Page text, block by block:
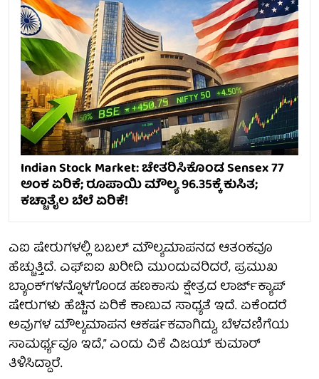
Indian Stock Market: ಚೇತರಿಸಿಕೊಂಡ Sensex 77
ಅಂಕ ಏರಿಕೆ; ರೂಪಾಯಿ ಮೌಲ್ಯ 96.35ಕ್ಕೆ ಕುಸಿತ;
ಕಚ್ಚಾತೈಲ ಬೆಲೆ ಏರಿಕೆ!
ಎಐ ಷೇರುಗಳಲ್ಲಿ ಬಬಲ್ ಮೌಲ್ಯಮಾಪನದ ಆತಂಕವೂ
ಹೆಚ್ಚುತ್ತಿದೆ. ಎಫ್‌ಐಐ ಖರೀದಿ ಮುಂದುವರಿದರೆ, ಪ್ರಮುಖ
ಬ್ಯಾಂಕ್‌ಗಳನ್ನೊಳಗೊಂಡ ಹಣಕಾಸು ಕ್ಷೇತ್ರದ ಲಾರ್ಜ್‌ಕ್ಯಾಪ್
ಷೇರುಗಳು ಹೆಚ್ಚಿನ ಏರಿಕೆ ಕಾಣುವ ಸಾಧ್ಯತೆ ಇದೆ. ಏಕೆಂದರೆ
ಅವುಗಳ ಮೌಲ್ಯಮಾಪನ ಆಕರ್ಷಕವಾಗಿದ್ದು, ಬೆಳವಣಿಗೆಯ
ಸಾಮರ್ಥ್ಯವೂ ಇದೆ,” ಎಂದು ವಿಕೆ ವಿಜಯ್ ಕುಮಾರ್
ತಿಳಿಸಿದ್ದಾರೆ.